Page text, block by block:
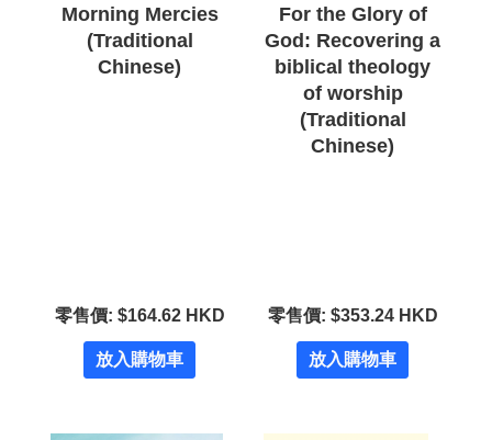
Morning Mercies
(Traditional
Chinese)
零售價: $164.62 HKD
放入購物車
For the Glory of
God: Recovering a
biblical theology
of worship
(Traditional
Chinese)
零售價: $353.24 HKD
放入購物車